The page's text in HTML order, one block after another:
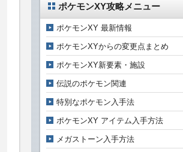
ポケモンXY攻略メニュー
ポケモンXY 最新情報
ポケモンXYからの変更点まとめ
ポケモンXY新要素・施設
伝説のポケモン関連
特別なポケモン入手法
ポケモンXY アイテム入手方法
メガストーン入手方法